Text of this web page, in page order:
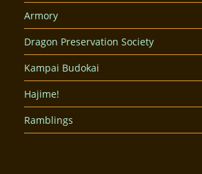
Armory
Dragon Preservation Society
Kampai Budokai
Hajime!
Ramblings